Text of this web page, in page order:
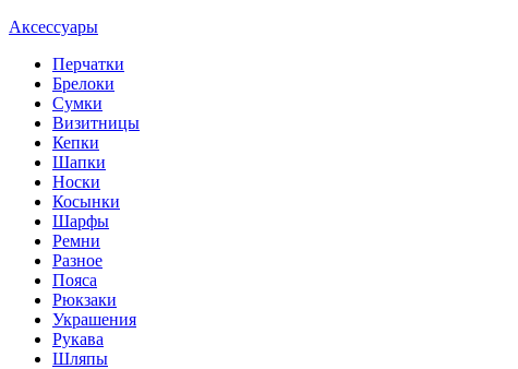
Аксессуары
Перчатки
Брелоки
Сумки
Визитницы
Кепки
Шапки
Носки
Косынки
Шарфы
Ремни
Разное
Пояса
Рюкзаки
Украшения
Рукава
Шляпы